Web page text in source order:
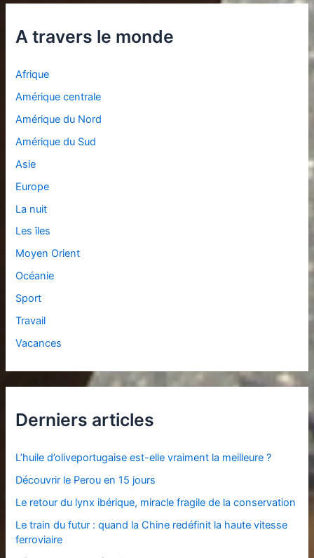
A travers le monde
Afrique
Amérique centrale
Amérique du Nord
Amérique du Sud
Asie
Europe
La nuit
Les îles
Moyen Orient
Océanie
Sport
Travail
Vacances
Derniers articles
L’huile d’oliveportugaise est-elle vraiment la meilleure ?
Découvrir le Perou en 15 jours
Le retour du lynx ibérique, miracle fragile de la conservation
Le train du futur : quand la Chine redéfinit la haute vitesse
ferroviaire